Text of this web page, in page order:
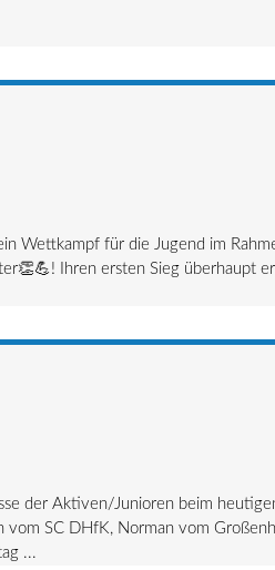
Wettkampf für die Jugend im
Ihren ersten Sieg überhaupt
der Aktiven/Junioren beim
SC DHfK, Norman vom
...